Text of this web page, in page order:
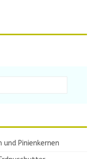
Pinienkernen